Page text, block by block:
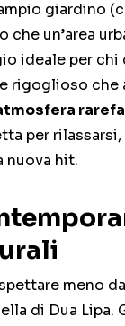
giardino
un’area
ideale per chi
rigoglioso che
per
nuova hit.
meno
di Dua Lipa.